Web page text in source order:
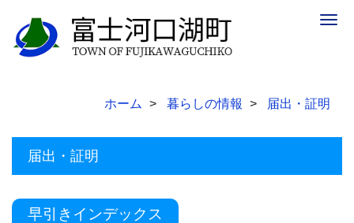
ホーム 暮らしの情報 届出・証明
届出・証明
早引きインデックス